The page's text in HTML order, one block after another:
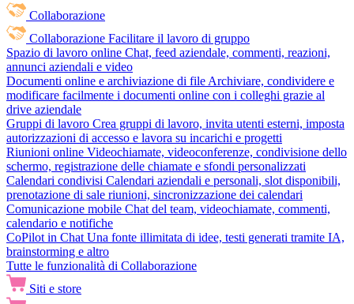
Collaborazione
Collaborazione Facilitare il lavoro di gruppo
Spazio di lavoro online Chat, feed aziendale, commenti, reazioni,
annunci aziendali e video
Documenti online e archiviazione di file Archiviare, condividere e
modificare facilmente i documenti online con i colleghi grazie al
drive aziendale
Gruppi di lavoro Crea gruppi di lavoro, invita utenti esterni, imposta
autorizzazioni di accesso e lavora su incarichi e progetti
Riunioni online Videochiamate, videoconferenze, condivisione dello
schermo, registrazione delle chiamate e sfondi personalizzati
Calendari condivisi Calendari aziendali e personali, slot disponibili,
prenotazione di sale riunioni, sincronizzazione dei calendari
Comunicazione mobile Chat del team, videochiamate, commenti,
calendario e notifiche
CoPilot in Chat Una fonte illimitata di idee, testi generati tramite IA,
brainstorming e altro
Tutte le funzionalità di Collaborazione
Siti e store